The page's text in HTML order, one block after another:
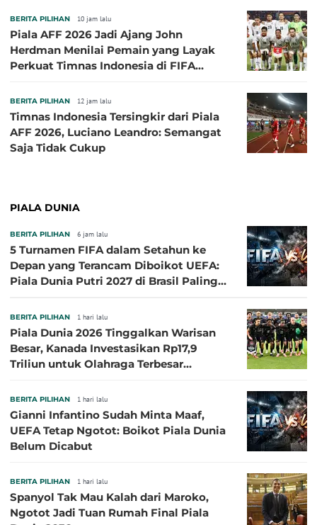
BERITA PILIHAN 10 jam lalu
Piala AFF 2026 Jadi Ajang John
Herdman Menilai Pemain yang Layak
Perkuat Timnas Indonesia di FIFA
BERITA PILIHAN 12 jam lalu
Timnas Indonesia Tersingkir dari Piala
AFF 2026, Luciano Leandro: Semangat
Saja Tidak Cukup
PIALA DUNIA
BERITA PILIHAN 6 jam lalu
5 Turnamen FIFA dalam Setahun ke
Depan yang Terancam Diboikot UEFA:
Piala Dunia Putri 2027 di Brasil Paling
BERITA PILIHAN 1 hari lalu
Piala Dunia 2026 Tinggalkan Warisan
Besar, Kanada Investasikan Rp17,9
Triliun untuk Olahraga Terbesar
BERITA PILIHAN 1 hari lalu
Gianni Infantino Sudah Minta Maaf,
UEFA Tetap Ngotot: Boikot Piala Dunia
Belum Dicabut
BERITA PILIHAN 1 hari lalu
Spanyol Tak Mau Kalah dari Maroko,
Ngotot Jadi Tuan Rumah Final Piala